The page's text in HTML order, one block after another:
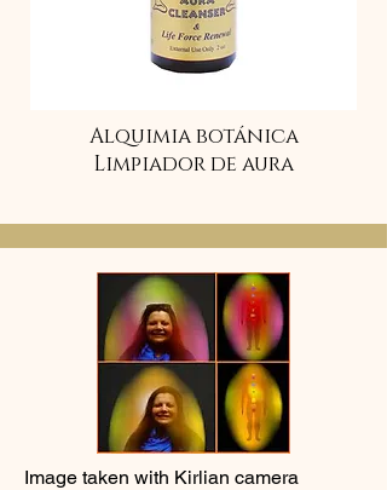
Alquimia botánica
Limpiador de aura
Image taken with Kirlian camera